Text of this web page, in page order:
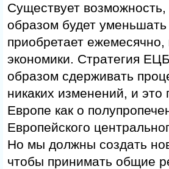
Существует
образом будет
приобретает ежемесячно,
экономики. Стратегия
образом сдерживать
никаких изменений, и это
Европе как о
Европейского
Но мы должны создать
чтобы принимать общие